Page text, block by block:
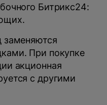
Битрикс24:
заменяются
При покупке
акционная
с другими